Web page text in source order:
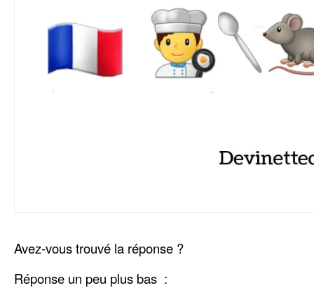
Avez-vous trouvé la réponse ?
Réponse un peu plus bas :